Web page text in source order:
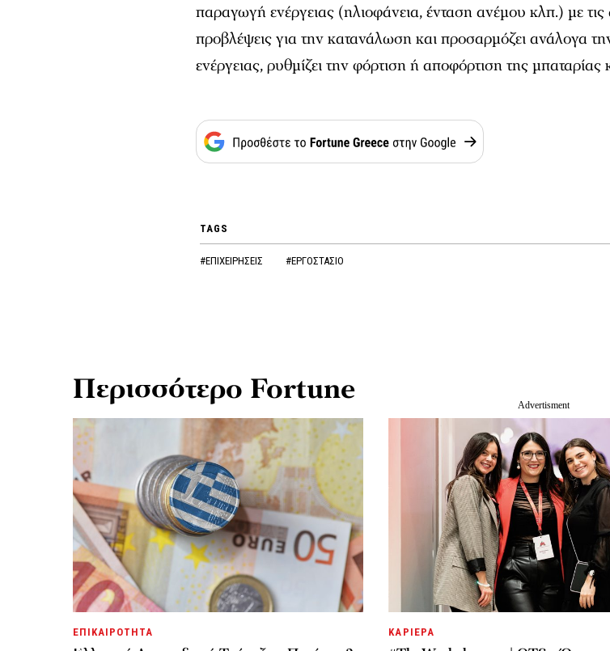
παραγωγή ενέργειας (ηλιοφάνεια, ένταση ανέμου κλπ.) με τις
προβλέψεις για την κατανάλωση και προσαρμόζει ανάλογα
ενέργειας, ρυθμίζει την φόρτιση ή αποφόρτιση της μπαταρίας
TAGS
#ΕΠΙΧΕΙΡΗΣΕΙΣ #ΕΡΓΟΣΤΑΣΙΟ
Περισσότερο Fortune
ΕΠΙΚΑΙΡΟΤΗΤΑ ΚΑΡΙΕΡΑ